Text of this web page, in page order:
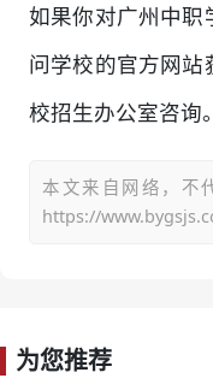
如果你对广州中职
问学校的官方网
校招生办公室咨询。
本文来自网络，不
https://
为您推荐